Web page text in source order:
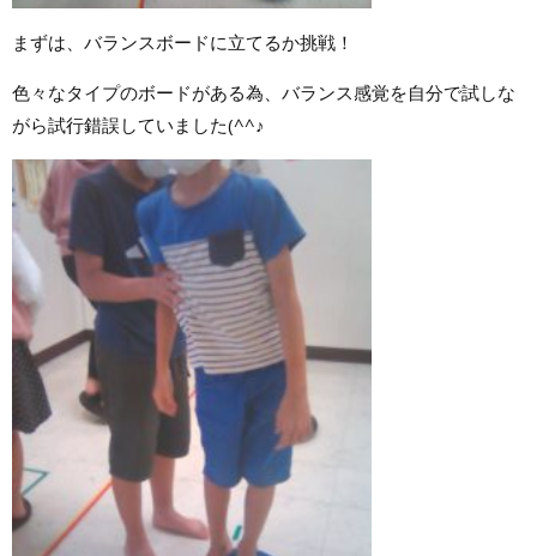
まずは、バランスボードに立てるか挑戦！
色々なタイプのボードがある為、バランス感覚を自分で試しな
がら試行錯誤していました(^^♪